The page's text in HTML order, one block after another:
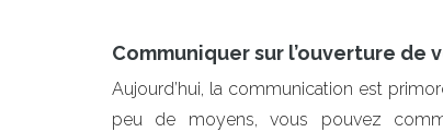
Communiquer sur l’ouverture de
Aujourd’hui, la communication est
peu de moyens, vous pouvez